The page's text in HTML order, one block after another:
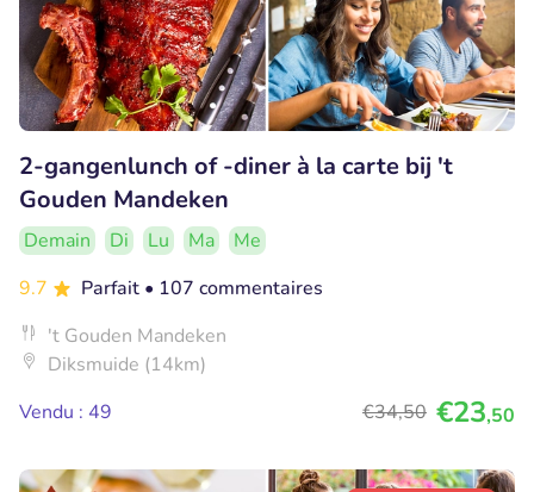
2-gangenlunch of -diner à la carte bij 't
Gouden Mandeken
Demain Di Lu Ma
Me
9.7
Parfait • 107 commentaires
't Gouden Mandeken
Diksmuide (14km)
Vendu : 49
€34,50 €23,50